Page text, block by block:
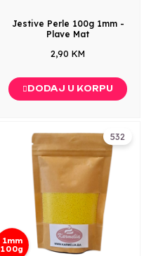
Jestive Perle 100g 1mm -
Plave Mat
2,90 KM
DODAJ U KORPU
532
1mm
100g